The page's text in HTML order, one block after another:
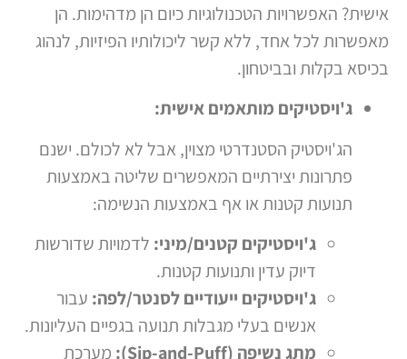
אישית? האפשרויות הטכנולוגיות כיום הן מדהימות. הן
מאפשרות לכל אחד, ללא קשר ליכולותיו הפיזיות, לנהוג
בכיסא בקלות ובביטחון.
ג'ויסטיקים מותאמים אישית:
הג'ויסטיק הסטנדרטי מצוין, אבל לא לכולם. ישנם
פתרונות יצירתיים המאפשרים שליטה באמצעות
תנועות קטנות או אף באמצעות הנשימה:
ג'ויסטיקים קטנים/מיני:לדמויות שדורשות
דיוק עדין ותנועות קטנות.
ג'ויסטיקים ייעודיים לסנטר/לפה:עבור
אנשים בעלי מגבלות תנועה בגפיים העליונות.
מתג נשיפה (Sip-and-Puff):
מערכת